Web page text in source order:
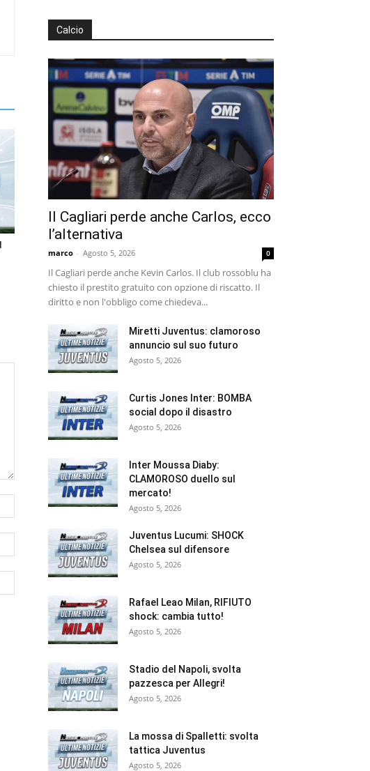
Calcio
Il Cagliari perde anche Carlos, ecco
l’alternativa
marco - Agosto 5, 2026 0
Il Cagliari perde anche Kevin Carlos. Il club rossoblu ha
chiesto il prestito gratuito con opzione di riscatto. Il
diritto e non l'obbligo come chiedeva...
Miretti Juventus: clamoroso
annuncio sul suo futuro
Agosto 5, 2026
Curtis Jones Inter: BOMBA
social dopo il disastro
Agosto 5, 2026
Inter Moussa Diaby:
CLAMOROSO duello sul
mercato!
Agosto 5, 2026
Juventus Lucumi: SHOCK
Chelsea sul difensore
Agosto 5, 2026
Rafael Leao Milan, RIFIUTO
shock: cambia tutto!
Agosto 5, 2026
Stadio del Napoli, svolta
pazzesca per Allegri!
Agosto 5, 2026
La mossa di Spalletti: svolta
tattica Juventus
Agosto 5, 2026